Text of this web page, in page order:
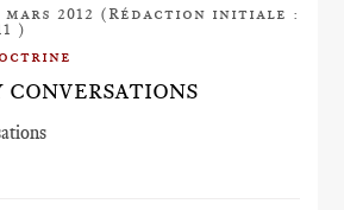
mars 2012 (Rédaction initiale :
)
CONVERSATIONS